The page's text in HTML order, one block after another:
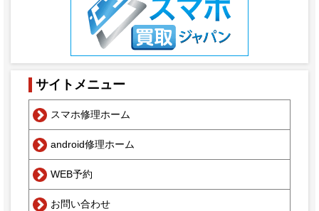
サイトメニュー
スマホ修理ホーム
android修理ホーム
WEB予約
お問い合わせ